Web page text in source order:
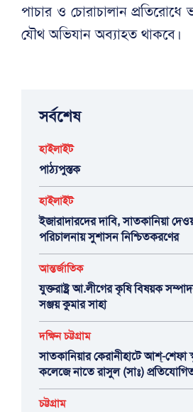
পাচার ও চোরাচালান
যৌথ অভিযান অব্যাহত থাকবে।
সর্বশেষ
হাইলাইট
পাঠ্যপুস্তক
হাইলাইট
ইজারাদারদের দাবি, সাতকানিয়া
পরিচালনায় সুশাসন নিশ্চিতকরণের
আন্তর্জাতিক
যুক্তরাষ্ট্র আ.লীগের কৃষি বিষয়ক
সঞ্জয় কুমার সাহা
দক্ষিন চট্টগ্রাম
সাতকানিয়ার কেরানীহাটে আশ্-শেফা
কলেজে নাতে রাসুল (সাঃ)
চট্টগ্রাম